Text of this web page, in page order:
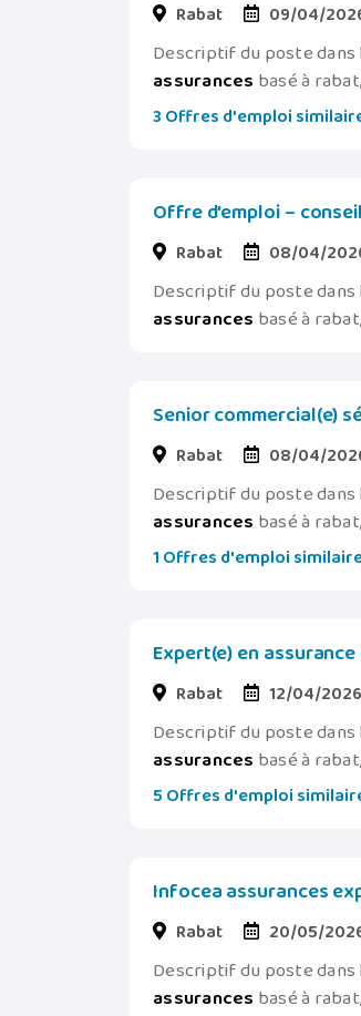
Rabat 09/04/
Descriptif du poste
assurances basé à
3 Offres d'emploi
Offre d'emploi –
Rabat 08/04/
Descriptif du poste
assurances basé à
Senior commercial(e)
Rabat 08/04/
Descriptif du poste
assurances basé à
1 Offres d'emploi
Expert(e) en
Rabat 12/04/2026
Descriptif du poste
assurances basé à
5 Offres d'emploi
Infocea assurances
Rabat 20/05/
Descriptif du poste
assurances basé à